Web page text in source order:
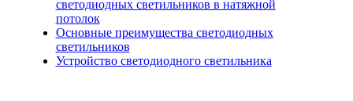
светодиодных светильников в натяжной
потолок
Основные преимущества светодиодных
светильников
Устройство светодиодного светильника